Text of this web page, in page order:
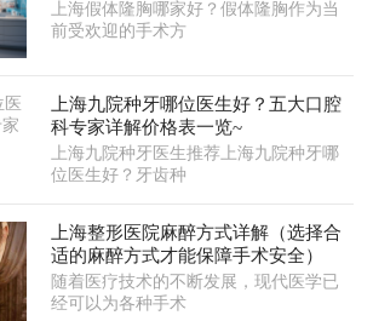
上海假体隆胸哪家好？假体隆胸作为当
前受欢迎的手术方
上海九院种牙哪位医生好？五大口腔
科专家详解价格表一览~
上海九院种牙医生推荐上海九院种牙哪
位医生好？牙齿种
上海整形医院麻醉方式详解（选择合
适的麻醉方式才能保障手术安全）
随着医疗技术的不断发展，现代医学已
经可以为各种手术